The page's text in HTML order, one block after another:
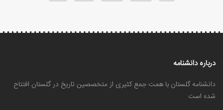
درباره دانشنامه
دانشنامه گلستان با همت جمع کثیری از متخصصین تاریخ در گلستان افتتاح
شده است